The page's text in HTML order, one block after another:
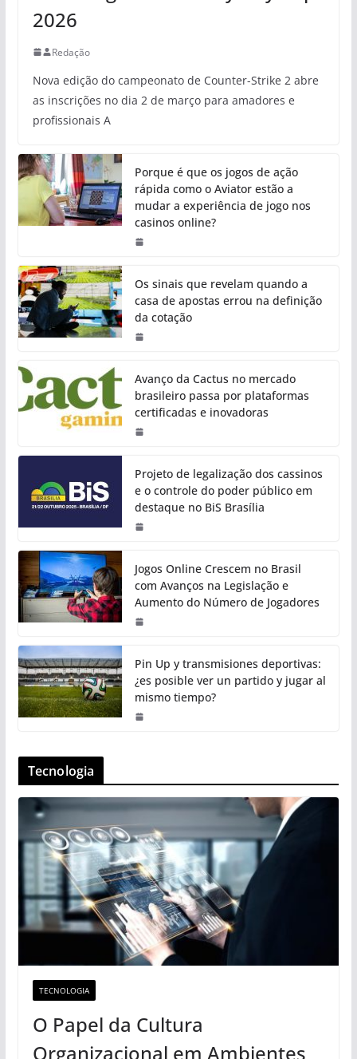
2026
Redação
Nova edição do campeonato de Counter-Strike 2 abre
as inscrições no dia 2 de março para amadores e
profissionais A
Porque é que os jogos de ação
rápida como o Aviator estão a
mudar a experiência de jogo nos
casinos online?
Os sinais que revelam quando a
casa de apostas errou na definição
da cotação
Avanço da Cactus no mercado
brasileiro passa por plataformas
certificadas e inovadoras
Projeto de legalização dos cassinos
e o controle do poder público em
destaque no BiS Brasília
Jogos Online Crescem no Brasil
com Avanços na Legislação e
Aumento do Número de Jogadores
Pin Up y transmisiones deportivas:
¿es posible ver un partido y jugar al
mismo tiempo?
Tecnologia
TECNOLOGIA
O Papel da Cultura
Organizacional em Ambientes